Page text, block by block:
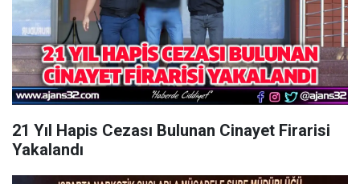
21 Yıl Hapis Cezası Bulunan Cinayet Firarisi
Yakalandı